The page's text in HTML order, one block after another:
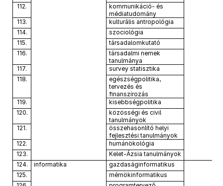
112.
kommunikáció- és
médiatudomány
113.
kulturális antropológia
114.
szociológia
115.
társadalomkutató
116.
társadalmi nemek
tanulmánya
117.
survey statisztika
118.
egészségpolitika,
tervezés és
finanszírozás
119.
kisebbségpolitika
120.
közösségi és civil
tanulmányok
121.
összehasonlító helyi
fejlesztési tanulmányok
122.
humánökológia
123.
Kelet-Ázsia tanulmányok
124.
informatika
gazdaságinformatikus
125.
mérnökinformatikus